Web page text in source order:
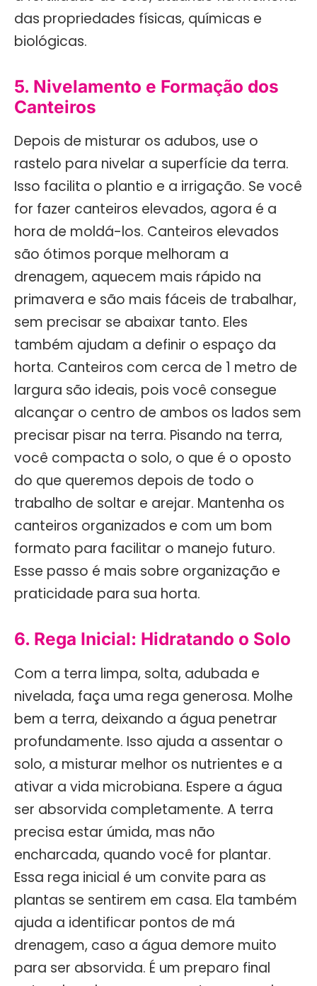
das propriedades físicas, químicas e
biológicas.
5. Nivelamento e Formação dos
Canteiros
Depois de misturar os adubos, use o
rastelo para nivelar a superfície da terra.
Isso facilita o plantio e a irrigação. Se você
for fazer canteiros elevados, agora é a
hora de moldá-los. Canteiros elevados
são ótimos porque melhoram a
drenagem, aquecem mais rápido na
primavera e são mais fáceis de trabalhar,
sem precisar se abaixar tanto. Eles
também ajudam a definir o espaço da
horta. Canteiros com cerca de 1 metro de
largura são ideais, pois você consegue
alcançar o centro de ambos os lados sem
precisar pisar na terra. Pisando na terra,
você compacta o solo, o que é o oposto
do que queremos depois de todo o
trabalho de soltar e arejar. Mantenha os
canteiros organizados e com um bom
formato para facilitar o manejo futuro.
Esse passo é mais sobre organização e
praticidade para sua horta.
6. Rega Inicial: Hidratando o Solo
Com a terra limpa, solta, adubada e
nivelada, faça uma rega generosa. Molhe
bem a terra, deixando a água penetrar
profundamente. Isso ajuda a assentar o
solo, a misturar melhor os nutrientes e a
ativar a vida microbiana. Espere a água
ser absorvida completamente. A terra
precisa estar úmida, mas não
encharcada, quando você for plantar.
Essa rega inicial é um convite para as
plantas se sentirem em casa. Ela também
ajuda a identificar pontos de má
drenagem, caso a água demore muito
para ser absorvida. É um preparo final